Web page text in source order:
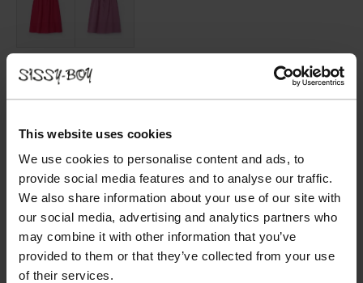
This website uses cookies
We use cookies to personalise content and ads, to
provide social media features and to analyse our traffic.
We also share information about your use of our site with
our social media, advertising and analytics partners who
may combine it with other information that you’ve
provided to them or that they’ve collected from your use
of their services.
Choisissez votre taille
AJOUTER AU PANIER
Payer après coup